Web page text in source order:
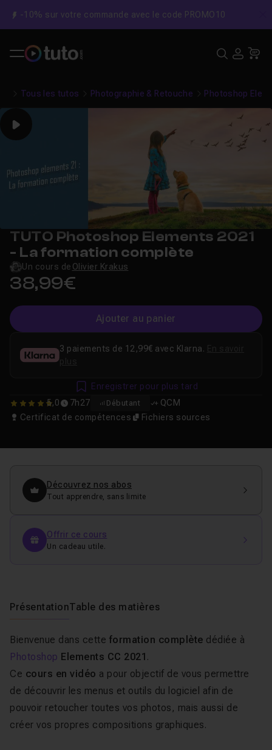
-10% sur votre commande avec le code PROMO10
Tous les tutos Photographie & Retouche Photoshop
Play
TUTO Photoshop Elements 2021
- La formation complète
Un cours de Olivier Krakus
38,99€
Ajouter au panier
5 5,0 7h27 Débutant
QCM
Certificat de compétences
Fichiers sources
3 paiements de 12,99€ avec Klarna.
Enregistrer pour plus tard
Découvrez nos abos
Tout apprendre, sans limite
Offrir ce cours
Un cadeau utile.
PrésentationTable des matières
Bienvenue dans cette formation complète dédiée à
Photoshop Elements CC 2021 .
Ce cours en vidéo a pour objectif de vous permettre
de découvrir les menus et outils du logiciel afin de
pouvoir retoucher toutes vos photos, mais aussi de
créer vos propres compositions graphiques.